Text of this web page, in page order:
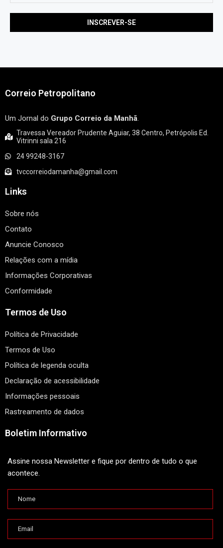
Correio Petropolitano
Um Jornal do Grupo Correio da Manhã.
Travessa Vereador Prudente Aguiar, 38 Centro, Petrópolis Ed.
Vitrinni sala 216
24 99248-3167
tvccorreiodamanha@gmail.com
Links
Sobre nós
Contato
Anuncie Conosco
Relações com a mídia
Informações Corporativas
Conformidade
Termos de Uso
Política de Privacidade
Termos de Uso
Política de legenda oculta
Declaração de acessibilidade
Informações pessoais
Rastreamento de dados
Boletim Informativo
Assine nossa Newsletter e fique por dentro de tudo o que
acontece.